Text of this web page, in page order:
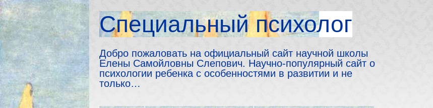
Cпециальный психолог
Добро пожаловать на официальный сайт научной школы
Елены Самойловны Слепович. Научно-популярный сайт о
психологии ребенка с особенностями в развитии и не
только…